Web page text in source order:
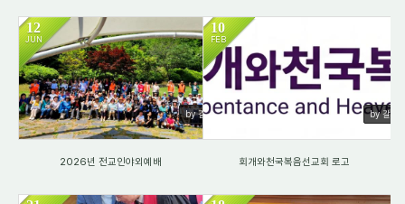
12
JUN
by 갈렙
87
2026년 전교인야외예배
10
FEB
by 갈렙
314
회개와천국복음선교회 로고